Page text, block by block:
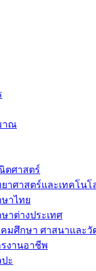
าณ
ตศาสตร์
าศาสตร์และเทคโนโ
าไทย
าต่างประเทศ
คมศึกษา ศาสนาและ
รงานอาชีพ
ะ